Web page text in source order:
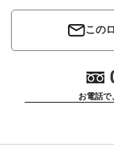
この
お電話